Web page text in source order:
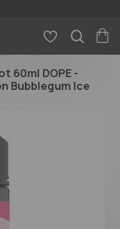
60ml DOPE -
Bubblegum Ice